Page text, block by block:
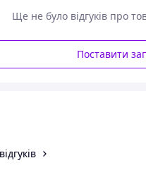
Ще не було відгуків про
Поставити